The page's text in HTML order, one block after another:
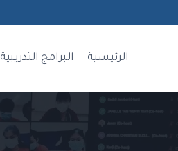
الرئيسية
البرامج التدريبية